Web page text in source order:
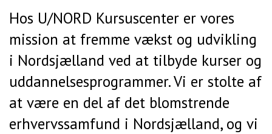
Hos U/NORD Kursuscenter er vores
mission at fremme vækst og udvikling
i Nordsjælland ved at tilbyde kurser og
uddannelsesprogrammer. Vi er stolte af
at være en del af det blomstrende
erhvervssamfund i Nordsjælland, og vi